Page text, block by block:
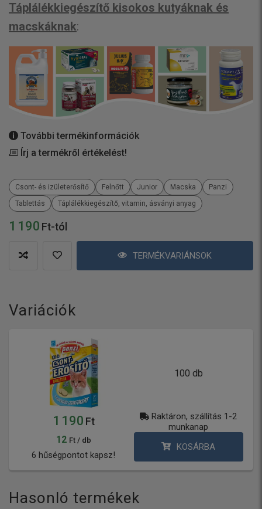
1 190 Ft-tól
TERMÉKVARIÁNSOK
Táplálékkiegészítő kisokos kutyáknak és
macskáknak:
További termékinformációk
Írj a termékről értékelést!
Csont- és izületerősítő Felnőtt Junior Macska
Panzi
Tablettás
Táplálékkiegészítő, vitamin, ásványi anyag
Variációk
100 db
1 190 Ft
12 Ft / db
6 hűségpontot kapsz!
Raktáron, szállítás 1-2
munkanap
KOSÁRBA
Hasonló termékek